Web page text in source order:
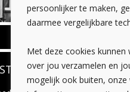
persoonlijker te maken,
daarmee vergelijkbare
Met deze cookies
over jou verzamelen en
mogelijk ook buiten, onze
Wilhelminastraat 11
4818 SB Breda
+31 (0)76 5221309